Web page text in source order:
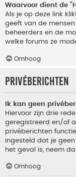
Waarvoor dient de
Als je op deze link
geeft van de
beheerders en de
welke forums ze
Omhoog
Privéberichten
Ik kan geen
Hiervoor zijn drie
geregistreerd en/of
privéberichten
ingesteld dat je
het geval is, neem
Omhoog